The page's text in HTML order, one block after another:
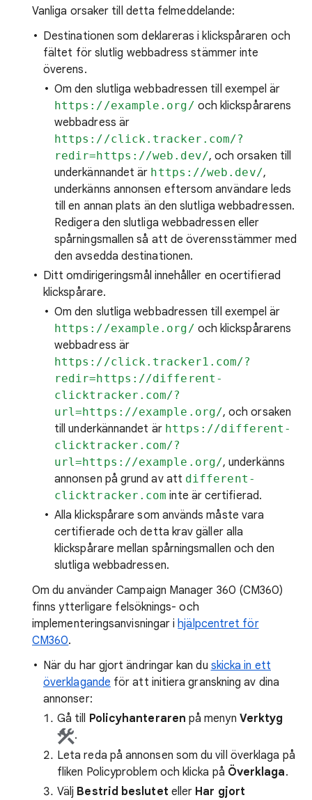
Vanliga orsaker till detta felmeddelande:
Destinationen som deklareras i klickspåraren och
fältet för slutlig webbadress stämmer inte
överens.
Om den slutliga webbadressen till exempel är
https://example.org/ och klickspårarens
webbadress är
https://click.tracker.com/?
redir=https://web.dev/, och orsaken till
underkännandet är https://web.dev/,
underkänns annonsen eftersom användare leds
till en annan plats än den slutliga webbadressen.
Redigera den slutliga webbadressen eller
spårningsmallen så att de överensstämmer med
den avsedda destinationen.
Ditt omdirigeringsmål innehåller en ocertifierad
klickspårare.
Om den slutliga webbadressen till exempel är
https://example.org/ och klickspårarens
webbadress är
https://click.tracker1.com/?
redir=https://different-
clicktracker.com/?
url=https://example.org/, och orsaken
till underkännandet är https://different-
clicktracker.com/?
url=https://example.org/, underkänns
annonsen på grund av att different-
clicktracker.com inte är certifierad.
Alla klickspårare som används måste vara
certifierade och detta krav gäller alla
klickspårare mellan spårningsmallen och den
slutliga webbadressen.
Om du använder Campaign Manager 360 (CM360)
finns ytterligare felsöknings- och
implementeringsanvisningar ihjälpcentret för
CM360.
När du har gjort ändringar kan du skicka in ett
överklagande för att initiera granskning av dina
annonser:
Gå till Policyhanteraren på menyn Verktyg
.
Leta reda på annonsen som du vill överklaga på
fliken Policyproblem och klicka på Överklaga.
Välj Bestrid beslutet eller Har gjort